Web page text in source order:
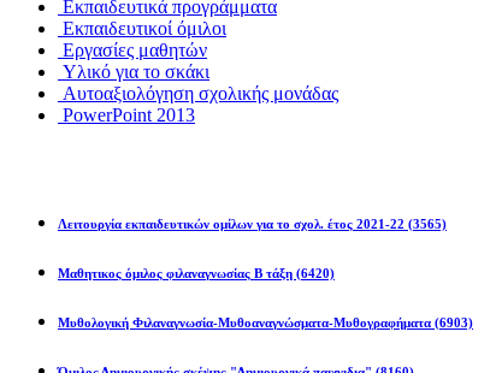
Εκπαιδευτικά προγράμματα
Εκπαιδευτικοί όμιλοι
Εργασίες μαθητών
Υλικό για το σκάκι
Αυτοαξιολόγηση σχολικής μονάδας
PowerPoint 2013
Λειτουργία εκπαιδευτικών ομίλων για το σχολ. έτος 2021-22 (3565)
Μαθητικος όμιλος φιλαναγνωσίας Β τάξη (6420)
Μυθολογική Φιλαναγνωσία-Μυθοαναγνώσματα-Μυθογραφήματα (6903)